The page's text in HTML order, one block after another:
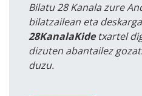
Bilatu 28 Kanala zure
bilatzailean eta
28KanalaKidetxartel
dizuten abantailez
duzu.